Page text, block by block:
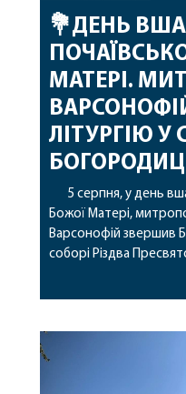
💐ДЕНЬ
МАТЕРІ.
ЛІТУРГІЮ У
5 серпня, у день
Божої Матері,
Варсонофій звершив
соборі Різдва
Його
священному сані. Під
особливі молитви за